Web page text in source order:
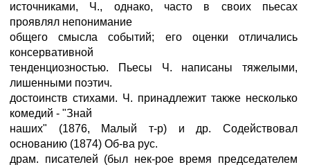
источниками, Ч., однако, часто в своих пьесах
проявлял непонимание
общего смысла событий; его оценки отличались
консервативной
тенденциозностью. Пьесы Ч. написаны тяжелыми,
лишенными поэтич.
достоинств стихами. Ч. принадлежит также несколько
комедий - "Знай
наших" (1876, Малый т-р) и др. Содействовал
основанию (1874) Об-ва рус.
драм. писателей (был нек-рое время председателем